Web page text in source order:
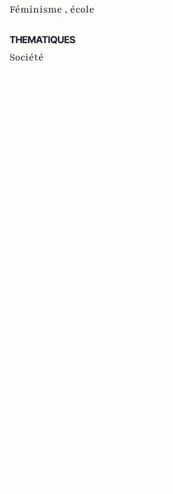
Féminisme , école
THEMATIQUES
Société